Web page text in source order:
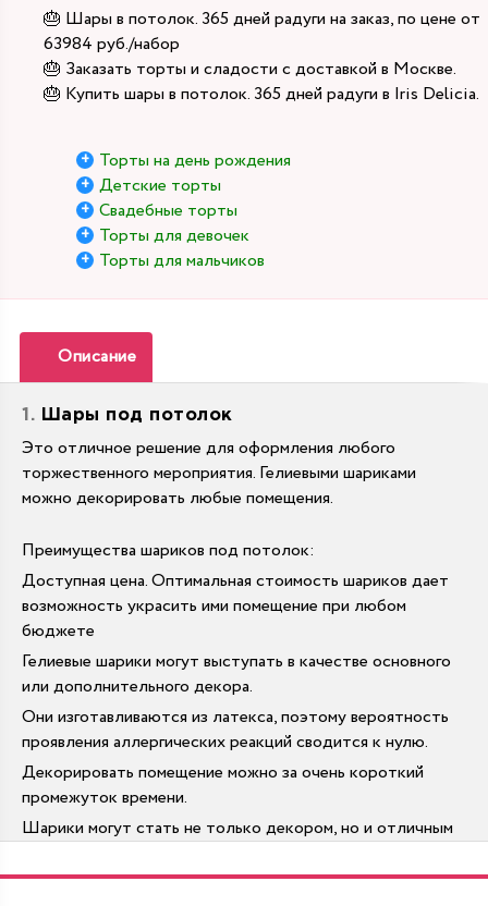
🎂 Шары в потолок. 365 дней радуги на заказ, по цене от
63984 руб./набор
🎂 Заказать торты и сладости с доставкой в Москве.
🎂 Купить шары в потолок. 365 дней радуги в Iris Delicia.
Торты на день рождения
Детские торты
Свадебные торты
Торты для девочек
Торты для мальчиков
Описание
Шары под потолок
Это отличное решение для оформления любого
торжественного мероприятия. Гелиевыми шариками
можно декорировать любые помещения.
Преимущества шариков под потолок:
Доступная цена. Оптимальная стоимость шариков дает
возможность украсить ими помещение при любом
бюджете
Гелиевые шарики могут выступать в качестве основного
или дополнительного декора.
Они изготавливаются из латекса, поэтому вероятность
проявления аллергических реакций сводится к нулю.
Декорировать помещение можно за очень короткий
промежуток времени.
Шарики могут стать не только декором, но и отличным
Шары под потолок надуваются при помощи гелия. Гелий